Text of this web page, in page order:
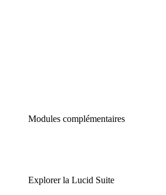
Modules complémentaires
Explorer la Lucid Suite